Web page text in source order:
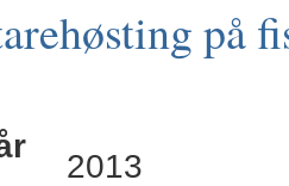
på
2013